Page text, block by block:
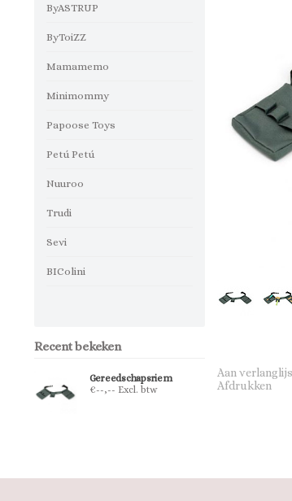
ByASTRUP
ByToiZZ
Mamamemo
Minimommy
Papoose Toys
Petú Petú
Nuuroo
Trudi
Sevi
BIColini
Recent bekeken
Gereedschapsriem
€--,-- Excl. btw
Aan
Afdrukken